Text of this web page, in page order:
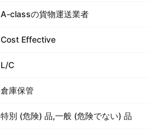
A-classの貨物運送業者
Cost Effective
L/C
倉庫保管
特別 (危険) 品,一般 (危険でない) 品